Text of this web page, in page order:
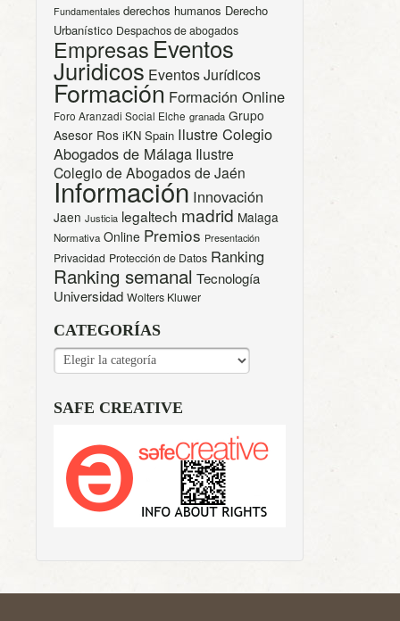
Fundamentales derechos humanos Derecho
Urbanístico Despachos de abogados
Empresas Eventos
Juridicos Eventos Jurídicos
Formación Formación Online
Foro Aranzadi Social Elche granada Grupo
Asesor Ros iKN Spain Ilustre Colegio
Abogados de Málaga Ilustre
Colegio de Abogados de Jaén
Información Innovación
Jaen Justicia legaltech madrid Malaga
Normativa Online Premios Presentación
Privacidad Protección de Datos Ranking
Ranking semanal Tecnología
Universidad Wolters Kluwer
CATEGORÍAS
CATEGORÍAS
SAFE CREATIVE